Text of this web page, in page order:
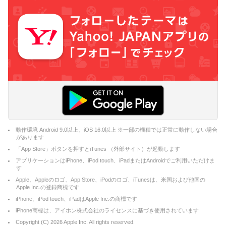
動作環境 Android 9.0以上、iOS 16.0以上 ※一部の機種では正常に動作しない場合
があります
「App Store」ボタンを押すとiTunes （外部サイト）が起動します
アプリケーションはiPhone、iPod touch、iPadまたはAndroidでご利用いただけま
す
Apple、Appleのロゴ、App Store、iPodのロゴ、iTunesは、米国および他国の
Apple Inc.の登録商標です
iPhone、iPod touch、iPadはApple Inc.の商標です
iPhone商標は、アイホン株式会社のライセンスに基づき使用されています
Copyright (C) 2026Apple Inc. All rights reserved.